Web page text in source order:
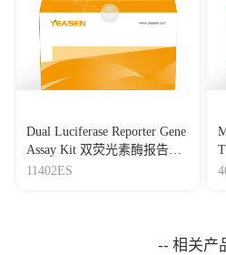
Dual Luciferase Reporter Gene
Assay Kit 双荧光素酶报告基
因检测试剂盒
11402ES
-- 相关产